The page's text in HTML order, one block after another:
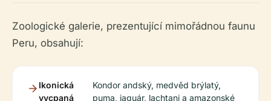
Zoologické galerie, prezentující mimořádnou faunu
Peru, obsahují:
Ikonická
vycpaná
Kondor andský, medvěd brýlatý,
puma, jaguár, lachtani a amazonské